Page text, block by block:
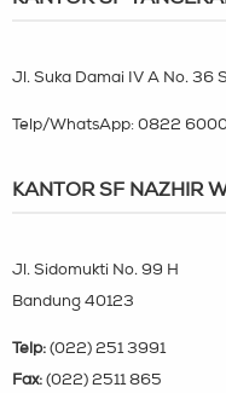
Jl. Suka Damai IV A No. 36
Telp/WhatsApp: 0822 6000
KANTOR SF NAZHIR
Jl. Sidomukti No. 99 H
Bandung 40123
Telp: (022) 251 3991
Fax: (022) 2511 865